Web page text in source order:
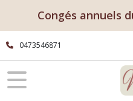
Congés annuels
0473546871
Fermer
FILTRES
Tous
les